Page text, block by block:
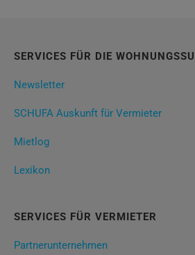
SERVICES FÜR DIE
Newsletter
SCHUFA Auskunft für Vermieter
Mietlog
Lexikon
SERVICES FÜR VERMIETER
Partnerunternehmen